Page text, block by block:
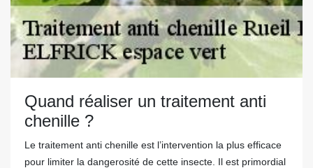
Quand réaliser un traitement anti
chenille ?
Le traitement anti chenille est l’intervention la plus efficace
pour limiter la dangerosité de cette insecte. Il est primordial